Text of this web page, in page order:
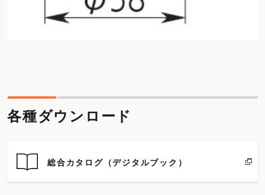
各種ダウンロード
総合カタログ（デジタルブック）